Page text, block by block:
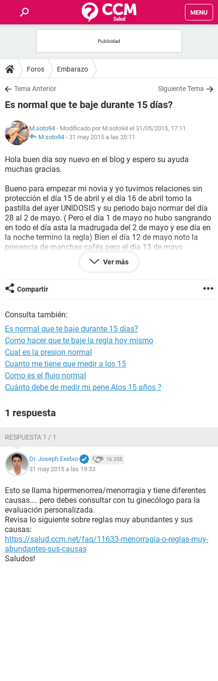
MENU
FOROS
SALUD
NUTRICIÓN
BIENESTAR
SEXUALIDAD
GLOSARIO
Foros Embarazo
Tema Anterior Siguiente Tema
Es normal que te baje durante 15 días?
M.soto94 - Modificado por M.soto94 el 31/05/2015, 17:11
M.soto94 - 31 may 2015 a las 20:11
Hola buen día soy nuevo en el blog y espero su ayuda
muchas gracias.
Bueno para empezar mi novia y yo tuvimos relaciones sin
protección el día 15 de abril y el día 16 de abril tomo la
pastilla del ayer UNIDOSIS y su periodo bajo normar del día
28 al 2 de mayo. ( Pero el día 1 de mayo no hubo sangrando
en todo el día asta la madrugada del 2 de mayo y ese día en
la noche termino la regla) Bien el día 12 de mayo noto la
presencia de manchas cafés pero el día 13 de mayo
volvimos a tener relaciones pero notamos q el condon
estaba roto y el día 14 volvió a tomar la pastilla del ayer
mayo paro el día 25 y volvió a bajarle del 26 al 29 en la
noche pero el día de hoy 31 le está volviendo a bajar.
Mi pregunta: Es normal que la regla se prolongará durante
todo este tiempo o me debo de preocupar.
De ante mano muchísimas gracias por leer mi pregunta
esperando una respuesta pronto
Ver más
Compartir
Consulta también:
Es normal que te baje durante 15 días?
Como hacer que te baje la regla hoy mismo
Cual es la presion normal
Cuanto me tiene que medir a los 15
Como es el flujo normal
Cuánto debe de medir mi pene Alos 15 años ?
1 respuesta
RESPUESTA 1 / 1
Dr. Joseph Exebio 16.358
31 may 2015 a las 19:33
Esto se llama hipermenorrea/menorragia y tiene diferentes
causas.... pero debes consultar con tu ginecólogo para la
evaluación personalizada.
Revisa lo siguiente sobre reglas muy abundantes y sus
causas:
https://salud.ccm.net/faq/11633-menorragia-o-reglas-muy-
abundantes-sus-causas
Saludos!